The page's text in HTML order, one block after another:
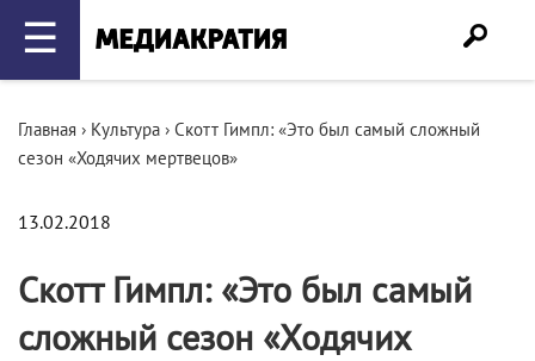
☰
Главная › Культура › Скотт Гимпл: «Это был самый сложный
сезон «Ходячих мертвецов»
13.02.2018
Скотт Гимпл: «Это был самый
сложный сезон «Ходячих